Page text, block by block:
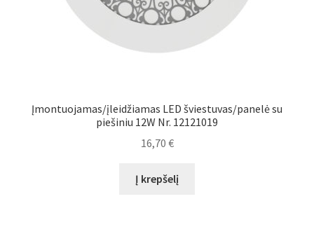
Įmontuojamas/įleidžiamas LED šviestuvas/panelė su
piešiniu 12W Nr. 12121019
16,70 €
Į krepšelį